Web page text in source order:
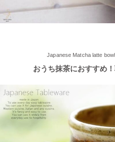
ました！新商品もたくさんご用
店、お待ちしております。
2025/4/16
≪テレビで紹介されました≫
ブルテレビ しょぴもる『まちの
のお店 らいすぼーる 小牧店が紹
Japanese Matcha latte
おうち抹茶におすすめ